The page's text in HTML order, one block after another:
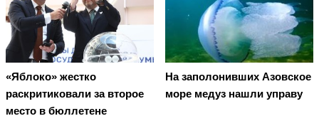
«Яблоко» жестко
раскритиковали за второе
место в бюллетене
На заполонивших Азовское
море медуз нашли управу